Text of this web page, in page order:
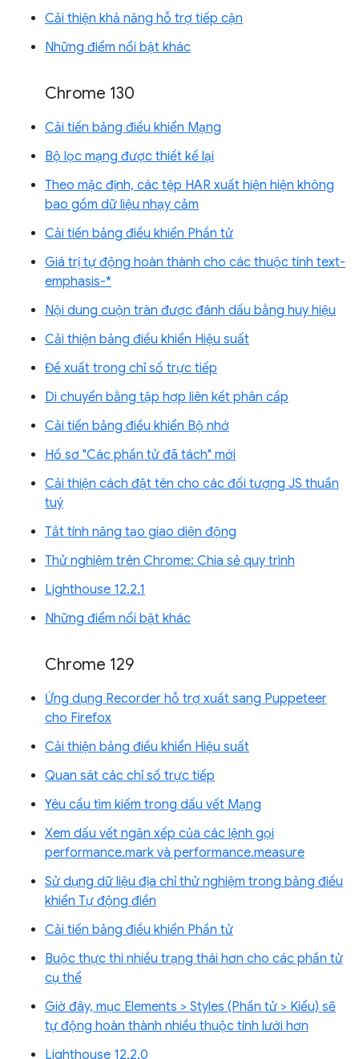
Cải thiện khả năng hỗ trợ tiếp cận
Những điểm nổi bật khác
Chrome 130
Cải tiến bảng điều khiển Mạng
Bộ lọc mạng được thiết kế lại
Theo mặc định, các tệp HAR xuất hiện hiện không
bao gồm dữ liệu nhạy cảm
Cải tiến bảng điều khiển Phần tử
Giá trị tự động hoàn thành cho các thuộc tính text-
emphasis-*
Nội dung cuộn tràn được đánh dấu bằng huy hiệu
Cải thiện bảng điều khiển Hiệu suất
Đề xuất trong chỉ số trực tiếp
Di chuyển bằng tập hợp liên kết phân cấp
Cải tiến bảng điều khiển Bộ nhớ
Hồ sơ "Các phần tử đã tách" mới
Cải thiện cách đặt tên cho các đối tượng JS thuần
tuý
Tắt tính năng tạo giao diện động
Thử nghiệm trên Chrome: Chia sẻ quy trình
Lighthouse 12.2.1
Những điểm nổi bật khác
Chrome 129
Ứng dụng Recorder hỗ trợ xuất sang Puppeteer
cho Firefox
Cải thiện bảng điều khiển Hiệu suất
Quan sát các chỉ số trực tiếp
Yêu cầu tìm kiếm trong dấu vết Mạng
Xem dấu vết ngăn xếp của các lệnh gọi
performance.mark và performance.measure
Sử dụng dữ liệu địa chỉ thử nghiệm trong bảng điều
khiển Tự động điền
Cải tiến bảng điều khiển Phần tử
Buộc thực thi nhiều trạng thái hơn cho các phần tử
cụ thể
Giờ đây, mục Elements > Styles (Phần tử > Kiểu) sẽ
tự động hoàn thành nhiều thuộc tính lưới hơn
Lighthouse 12.2.0